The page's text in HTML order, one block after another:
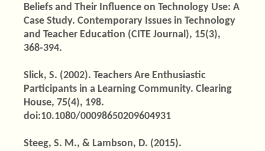
Beliefs and Their Influence on Technology Use: A
Case Study. Contemporary Issues in Technology
and Teacher Education (CITE Journal), 15(3),
368-394.
Slick, S. (2002). Teachers Are Enthusiastic
Participants in a Learning Community. Clearing
House, 75(4), 198.
doi:10.1080/00098650209604931
Steeg, S. M., & Lambson, D. (2015).